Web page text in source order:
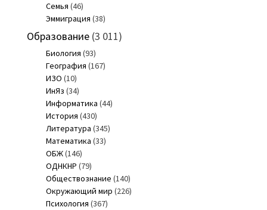
Семья (46)
Эммиграция (38)
Образование(3 011)
Биология (93)
География (167)
ИЗО (10)
ИнЯз (34)
Информатика (44)
История (430)
Литература (345)
Математика (33)
ОБЖ(146)
ОДНКНР (79)
Обществознание (140)
Окружающий мир (226)
Психология (367)